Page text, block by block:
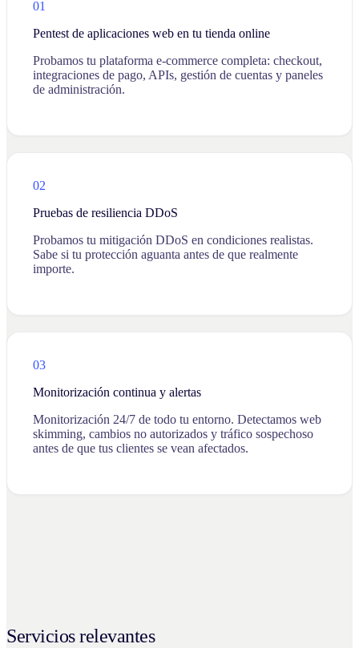
01
Pentest de aplicaciones web en tu tienda online
Probamos tu plataforma e-commerce completa: checkout,
integraciones de pago, APIs, gestión de cuentas y paneles
de administración.
02
Pruebas de resiliencia DDoS
Probamos tu mitigación DDoS en condiciones realistas.
Sabe si tu protección aguanta antes de que realmente
importe.
03
Monitorización continua y alertas
Monitorización 24/7 de todo tu entorno. Detectamos web
skimming, cambios no autorizados y tráfico sospechoso
antes de que tus clientes se vean afectados.
Servicios relevantes